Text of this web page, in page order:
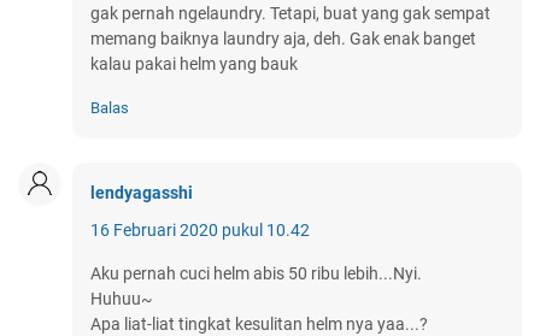
gak pernah ngelaundry. Tetapi, buat yang gak sempat
memang baiknya laundry aja, deh. Gak enak banget
kalau pakai helm yang bauk
Balas
lendyagasshi
16 Februari 2020 pukul 10.42
Aku pernah cuci helm abis 50 ribu lebih...Nyi.
Huhuu~
Apa liat-liat tingkat kesulitan helm nya yaa...?